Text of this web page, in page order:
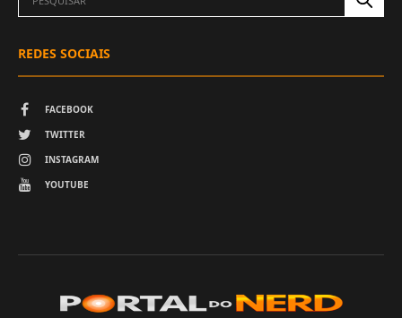
REDES SOCIAIS
FACEBOOK
TWITTER
INSTAGRAM
YOUTUBE